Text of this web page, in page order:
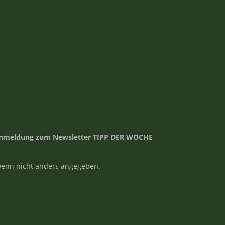
zum Newsletter TIPP DER WOCHE
nicht anders angegeben.